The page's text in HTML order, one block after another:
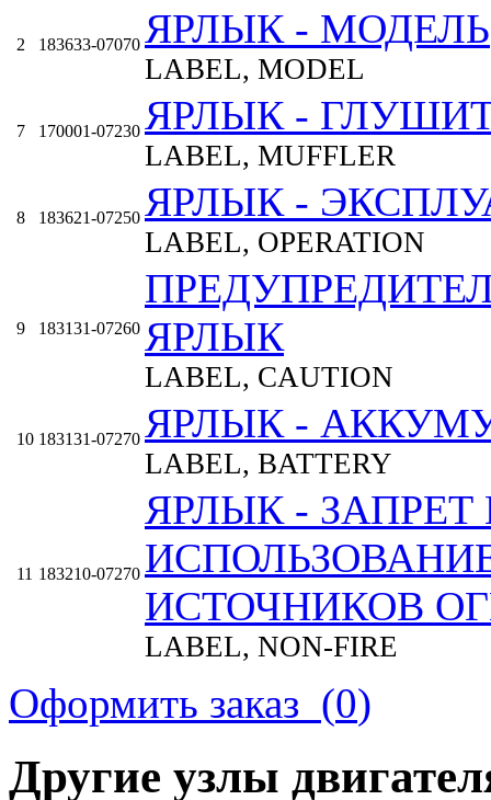
2 183633-07070 ЯРЛЫК - МОДЕЛЬ
LABEL, MODEL
7 170001-07230 ЯРЛЫК -
LABEL, MUFFLER
8 183621-07250 ЯРЛЫК -
LABEL, OPERATION
9 183131-07260 ЯРЛЫК
LABEL, CAUTION
10 183131-07270 ЯРЛЫК -
LABEL, BATTERY
11 183210-07270
ЯРЛЫК - ЗАПРЕТ
ИСТОЧНИКОВ
LABEL, NON-FIRE
12 183210-07291 ЯРЛЫК - МАСЛО
LABEL, OIL
ЯРЛЫК - НИЗКИЙ
Оформить заказ (0)
Другие узлы